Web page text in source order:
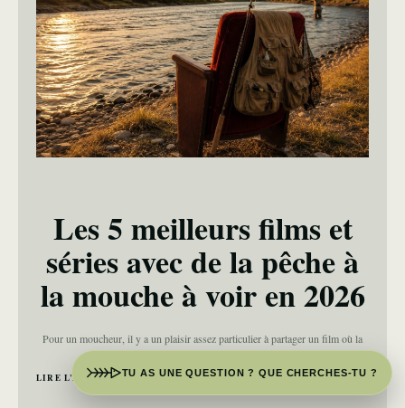
Les 5 meilleurs films et
séries avec de la pêche à
la mouche à voir en 2026
Pour un moucheur, il y a un plaisir assez particulier à partager un film où la
pêche à la mouche tient une […]
LIRE L’ARTICLE TU AS UNE QUESTION ? QUE CHERCHES-TU ?